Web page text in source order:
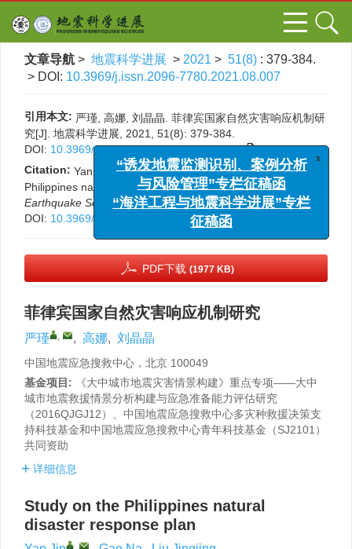
文章导航 > 地震科学进展 > 2021 > 51(8) : 379-384.
> DOI: 10.3969/j.issn.2096-7780.2021.08.007
引用本文: 严瑾, 高娜, 刘晶晶. 菲律宾国家自然灾害响应机制研
究[J]. 地震科学进展, 2021, 51(8): 379-384.
DOI: 10.3969/j.issn.2096-7780.2021.08.007
Citation: Yan Jin, Gao Na, Liu Jingjing. Study on the
Philippines natural disaster response plan[J].Progress in
Earthquake Sciences, 2021, 51(8): 379-384.
DOI: 10.3969/j.issn.2096-7780.2021.08.007
PDF下载 (1977 KB)
菲律宾国家自然灾害响应机制研究
严瑾 , , 高娜, 刘晶晶
中国地震应急搜救中心，北京 100049
基金项目:
《大中城市地震灾害情景构建》重点专项——大中
城市地震救援情景分析构建与应急准备能力评估研究
（2016QJGJ12）、中国地震应急搜救中心多灾种救援决策支
持科技基金和中国地震应急搜救中心青年科技基金（SJ2101）
共同资助
详细信息
Study on the Philippines natural
disaster response plan
,
“诱发地震监测识别、案例分析
与风险管理”专栏征稿函
“海洋工程与地震科学进展”专栏
征稿函